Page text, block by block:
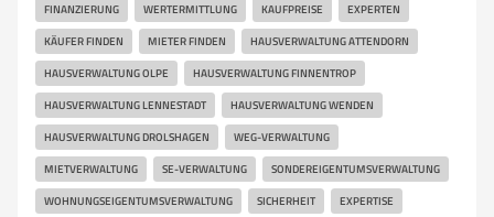
FINANZIERUNG WERTERMITTLUNG KAUFPREISE EXPERTEN
KÄUFER FINDEN MIETER FINDEN HAUSVERWALTUNG ATTENDORN
HAUSVERWALTUNG OLPE HAUSVERWALTUNG FINNENTROP
HAUSVERWALTUNG LENNESTADT HAUSVERWALTUNG WENDEN
HAUSVERWALTUNG DROLSHAGEN WEG-VERWALTUNG
MIETVERWALTUNG SE-VERWALTUNG SONDEREIGENTUMSVERWALTUNG
WOHNUNGSEIGENTUMSVERWALTUNG SICHERHEIT EXPERTISE